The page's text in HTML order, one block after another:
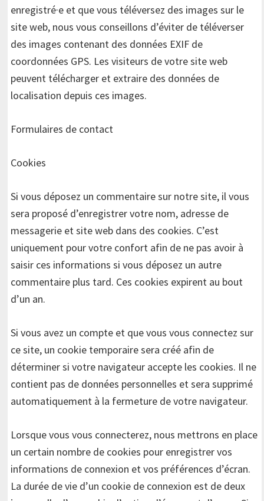
enregistré·e et que vous téléversez des images sur le
site web, nous vous conseillons d’éviter de téléverser
des images contenant des données EXIF de
coordonnées GPS. Les visiteurs de votre site web
peuvent télécharger et extraire des données de
localisation depuis ces images.
Formulaires de contact
Cookies
Si vous déposez un commentaire sur notre site, il vous
sera proposé d’enregistrer votre nom, adresse de
messagerie et site web dans des cookies. C’est
uniquement pour votre confort afin de ne pas avoir à
saisir ces informations si vous déposez un autre
commentaire plus tard. Ces cookies expirent au bout
d’un an.
Si vous avez un compte et que vous vous connectez sur
ce site, un cookie temporaire sera créé afin de
déterminer si votre navigateur accepte les cookies. Il ne
contient pas de données personnelles et sera supprimé
automatiquement à la fermeture de votre navigateur.
Lorsque vous vous connecterez, nous mettrons en place
un certain nombre de cookies pour enregistrer vos
informations de connexion et vos préférences d’écran.
La durée de vie d’un cookie de connexion est de deux